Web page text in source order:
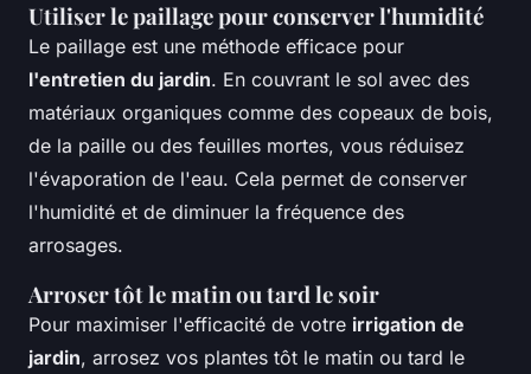
Utiliser le paillage pour conserver l'humidité
Le paillage est une méthode efficace pour
l'entretien du jardin. En couvrant le sol avec des
matériaux organiques comme des copeaux de bois,
de la paille ou des feuilles mortes, vous réduisez
l'évaporation de l'eau. Cela permet de conserver
l'humidité et de diminuer la fréquence des
arrosages.
Arroser tôt le matin ou tard le soir
Pour maximiser l'efficacité de votre irrigation de
jardin, arrosez vos plantes tôt le matin ou tard le